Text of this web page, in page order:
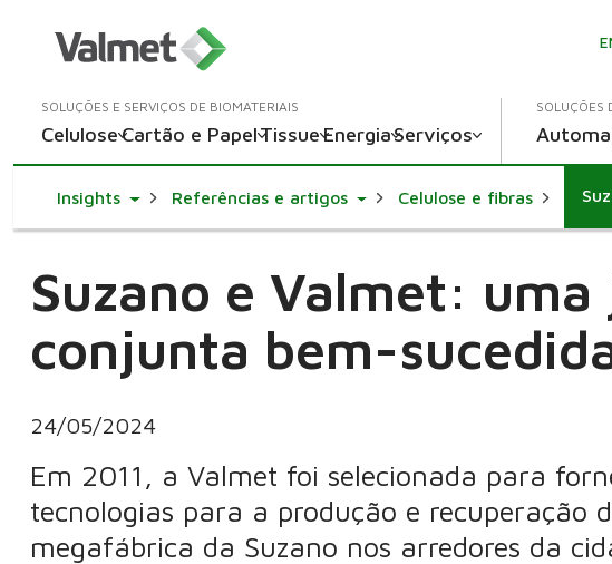
SOLUÇÕES E SERVIÇOS DE BIOMATERIAIS
CeluloseCartão e PapelTissueEnergiaServiços
SOLUÇÕES
InsightsToggle Dropdown
Referências e artigosToggle Dropdown
Celulose e fibras
Suzano e Valmet: uma
conjunta bem-
24/05/2024
Em 2011, a Valmet foi selecionada para
tecnologias para a produção e recuperação
megafábrica da Suzano nos arredores da